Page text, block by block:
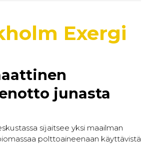
Exergi
junasta
sijaitsee yksi maailman
polttoaineenaan käyttävistä